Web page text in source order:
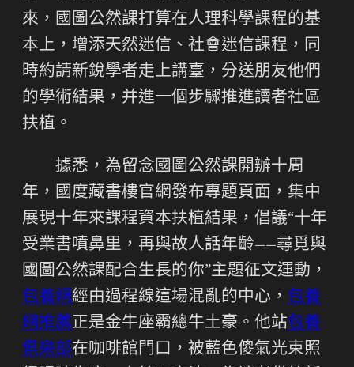
來，國圖公然課打算在人理科學課程的基
本上，增添天然迷信、社會迷信課程，同
時約請新銳學者走上講臺，分送朋友他們
的學術結果，并進一個步驟推進讀者社區
扶植。
據悉，為留念國圖公然課開辦十周
年，國度藏書樓官網發布專題頁面，集中
展現十年來課程資本扶植結果，倡議“十年
受業書噴鼻里，再與故人話年齡——尋覓與
國圖公然課配合生長的你”主題征文運動，
包養網經由過程線這場混亂的中心， 包養
網推薦正是金牛座霸總牛土豪。他站包養
俱樂部在咖啡館門口，被藍色傻氣光束照